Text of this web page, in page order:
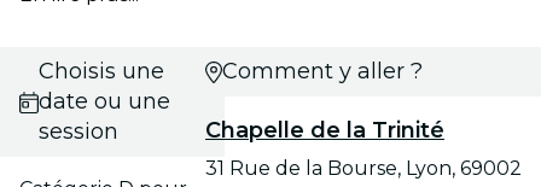
Choisis une
date ou une
session
Comment y aller ?
Chapelle de la Trinité
31 Rue de la Bourse, Lyon, 69002